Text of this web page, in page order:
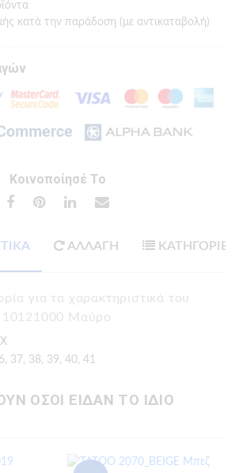
κατά την παράδοση (με αντικαταβολή)
Κοινοποίησέ Το
ΑΛΛΑΓΗ ΚΑΤΗΓΟΡΙΕΣ
για τα χαρακτηριστικά του
10121000 Μαύρο
37, 38, 39, 40, 41
ΟΣΟΙ ΕΙΔΑΝ ΤΟ ΙΔΙΟ